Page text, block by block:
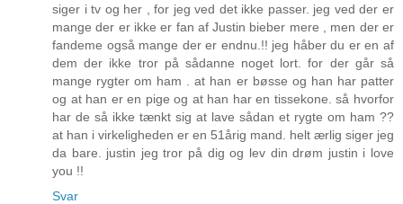
siger i tv og her , for jeg ved det ikke passer. jeg ved der er
mange der er ikke er fan af Justin bieber mere , men der er
fandeme også mange der er endnu.!! jeg håber du er en af
dem der ikke tror på sådanne noget lort. for der går så
mange rygter om ham . at han er bøsse og han har patter
og at han er en pige og at han har en tissekone. så hvorfor
har de så ikke tænkt sig at lave sådan et rygte om ham ??
at han i virkeligheden er en 51årig mand. helt ærlig siger jeg
da bare. justin jeg tror på dig og lev din drøm justin i love
you !!
Svar